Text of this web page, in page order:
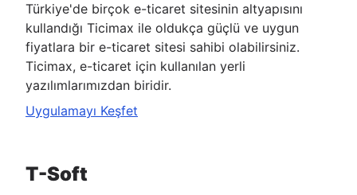
Türkiye'de birçok e-ticaret sitesinin altyapısını
kullandığı Ticimax ile oldukça güçlü ve uygun
fiyatlara bir e-ticaret sitesi sahibi olabilirsiniz.
Ticimax, e-ticaret için kullanılan yerli
yazılımlarımızdan biridir.
Uygulamayı Keşfet
T-Soft